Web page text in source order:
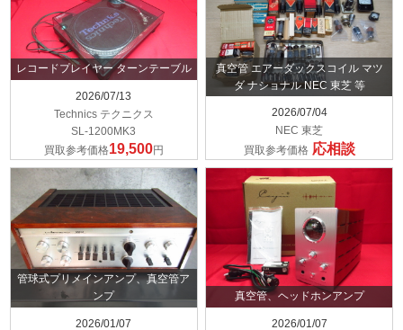
レコードプレイヤー ターンテーブル
2026/07/13
Technics テクニクス
SL-1200MK3
買取参考価格19,500円
真空管 エアーダックスコイル マツ
ダ ナショナル NEC 東芝 等
2026/07/04
NEC 東芝
買取参考価格 応相談
管球式プリメインアンプ、真空管ア
ンプ
2026/01/07
真空管、ヘッドホンアンプ
2026/01/07